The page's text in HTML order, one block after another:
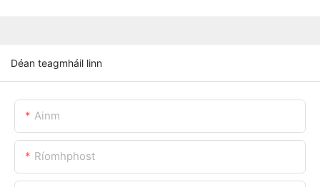
Déan teagmháil linn
Ainm
Ríomhphost